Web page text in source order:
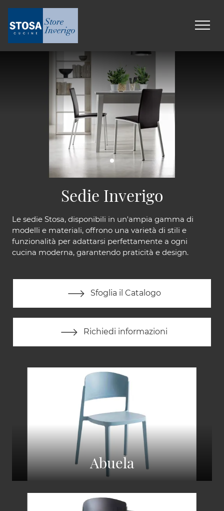
Abuela
Sedie Inverigo
Le sedie Stosa, disponibili in un'ampia gamma di
modelli e materiali, offrono una varietà di stili e
funzionalità per adattarsi perfettamente a ogni
cucina moderna, garantendo praticità e design.
Sfoglia il Catalogo
Richiedi informazioni